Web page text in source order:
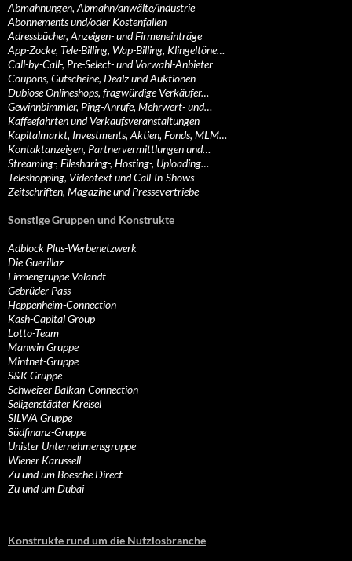
Abmahnungen, Abmahn/anwälte/industrie
Abonnements und/oder Kostenfallen
Adressbücher, Anzeigen- und Firmeneinträge
App-Zocke, Tele-Billing, Wap-Billing, Klingeltöne…
Call-by-Call-, Pre-Select- und Vorwahl-Anbieter
Coupons, Gutscheine, Dealz und Auktionen
Dubiose Onlineshops, fragwürdige Verkäufer…
Gewinnbimmler, Ping-Anrufe, Mehrwert- und…
Kaffeefahrten und Verkaufsveranstaltungen
Kapitalmarkt, Investments, Aktien, Fonds, MLM…
Kontaktanzeigen, Partnervermittlungen und…
Streaming-, Filesharing-, Hosting-, Uploading…
Teleshopping, Videotext und Call-In-Shows
Zeitschriften, Magazine und Pressevertriebe
Sonstige Gruppen und Konstrukte
Adblock Plus-Werbenetzwerk
Die Guerillaz
Firmengruppe Volandt
Gebrüder Pass
Heppenheim-Connection
Kash-Capital Group
Lotto-Team
Manwin Gruppe
Mintnet-Gruppe
S&K Gruppe
Schweizer Balkan-Connection
Seligenstädter Kreisel
SILWA Gruppe
Südfinanz-Gruppe
Unister Unternehmensgruppe
Wiener Karussell
Zu und um Boesche Direct
Zu und um Dubai
Konstrukte rund um die Nutzlosbranche